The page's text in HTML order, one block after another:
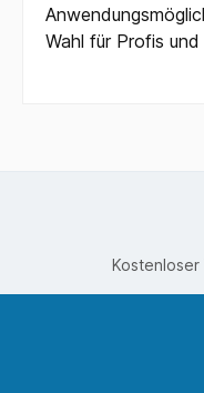
Wahl für Profis
Kostenloser